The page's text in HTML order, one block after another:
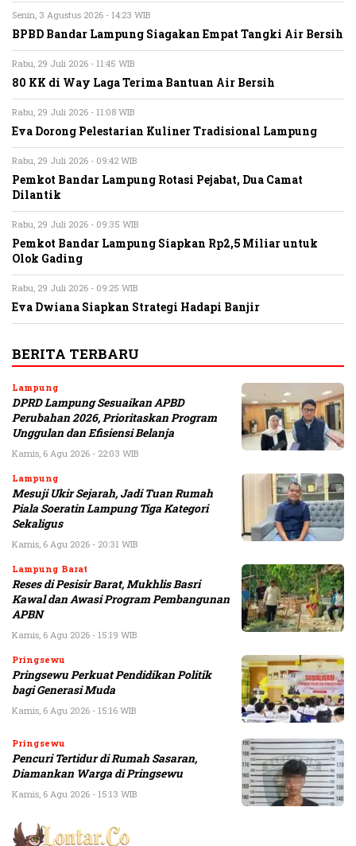
Senin, 3 Agustus 2026 - 14:23 WIB
BPBD Bandar Lampung Siagakan Empat Tangki Air Bersih
Rabu, 29 Juli 2026 - 11:45 WIB
80 KK di Way Laga Terima Bantuan Air Bersih
Rabu, 29 Juli 2026 - 11:08 WIB
Eva Dorong Pelestarian Kuliner Tradisional Lampung
Rabu, 29 Juli 2026 - 09:42 WIB
Pemkot Bandar Lampung Rotasi Pejabat, Dua Camat
Dilantik
Rabu, 29 Juli 2026 - 09:35 WIB
Pemkot Bandar Lampung Siapkan Rp2,5 Miliar untuk
Olok Gading
Rabu, 29 Juli 2026 - 09:25 WIB
Eva Dwiana Siapkan Strategi Hadapi Banjir
BERITA TERBARU
Lampung
DPRD Lampung Sesuaikan APBD
Perubahan 2026, Prioritaskan Program
Unggulan dan Efisiensi Belanja
Kamis, 6 Agu 2026 - 22:03 WIB
Lampung
Mesuji Ukir Sejarah, Jadi Tuan Rumah
Piala Soeratin Lampung Tiga Kategori
Sekaligus
Kamis, 6 Agu 2026 - 20:31 WIB
Lampung Barat
Reses di Pesisir Barat, Mukhlis Basri
Kawal dan Awasi Program Pembangunan
APBN
Kamis, 6 Agu 2026 - 15:19 WIB
Pringsewu
Pringsewu Perkuat Pendidikan Politik
bagi Generasi Muda
Kamis, 6 Agu 2026 - 15:16 WIB
Pringsewu
Pencuri Tertidur di Rumah Sasaran,
Diamankan Warga di Pringsewu
Kamis, 6 Agu 2026 - 15:13 WIB